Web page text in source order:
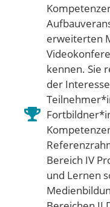
erweiterten
kennen. Sie
der
Bereich IV
und Lernen